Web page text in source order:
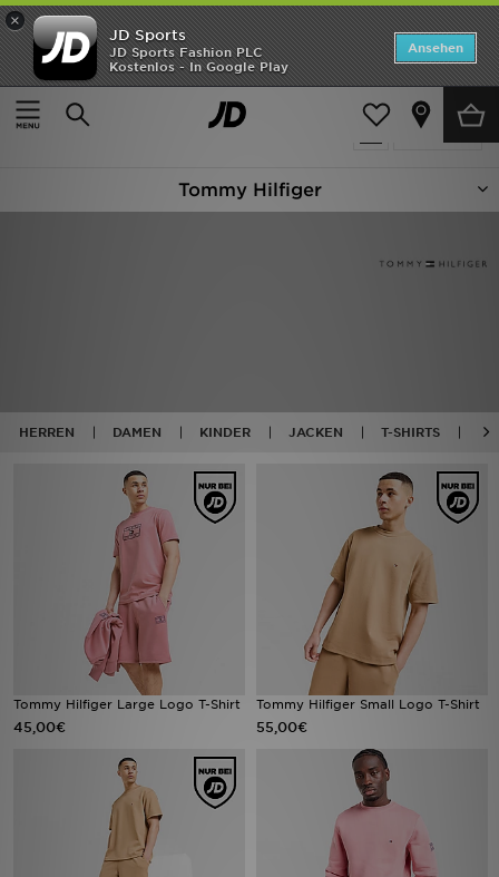
×
JD Sports
JD Sports Fashion PLC
Kostenlos - In Google Play
Ansehen
Home
Tommy Hilfiger
Verfeinern
14 Produkte
Tommy Hilfiger
HERREN DAMEN KINDER JACKEN T-SHIRTS
Tommy Hilfiger Large Logo T-Shirt
45,00€
Tommy Hilfiger Small Logo T-Shirt
55,00€
ANGEBOTE
Neuheiten
Lade die APP
Hilfe & Kontakt
Geschenkgutschein